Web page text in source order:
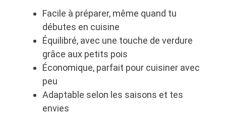
Facile à préparer, même quand tu
débutes en cuisine
Équilibré, avec une touche de verdure
grâce aux petits pois
Économique, parfait pour cuisiner avec
peu
Adaptable selon les saisons et tes
envies